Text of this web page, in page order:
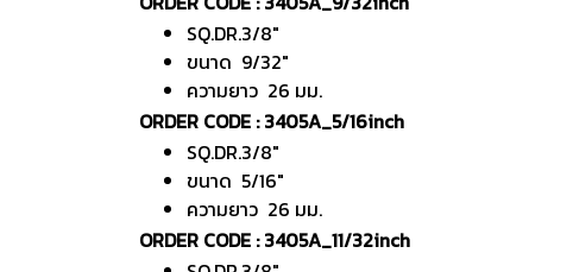
SQ.DR.3/8"
ขนาด 9/32"
ความยาว 26 มม.
ORDER CODE : 3405A_5/16inch
SQ.DR.3/8"
ขนาด 5/16"
ความยาว 26 มม.
ORDER CODE : 3405A_11/32inch